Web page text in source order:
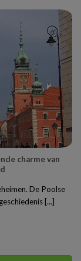
charme van
De Poolse
[...]